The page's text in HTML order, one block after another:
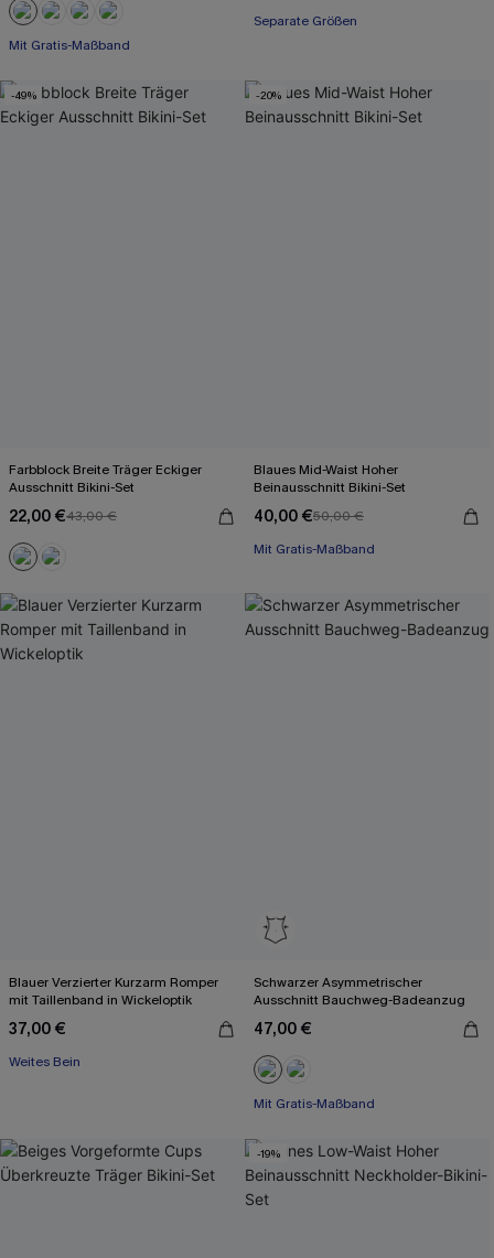
Mit Gratis-Maßband
Nahtlos
Separate Größen
-49%
Farbblock Breite Träger Eckiger
Ausschnitt Bikini-Set
22,00 €43,00 €
-20%
Blaues Mid-Waist Hoher
Beinausschnitt Bikini-Set
40,00 €50,00 €
Mit Gratis-Maßband
Blauer Verzierter Kurzarm Romper
mit Taillenband in Wickeloptik
37,00 €
Weites Bein
Schwarzer Asymmetrischer
Ausschnitt Bauchweg-Badeanzug
47,00 €
Mit Gratis-Maßband
Bauch Kontrolle
-19%